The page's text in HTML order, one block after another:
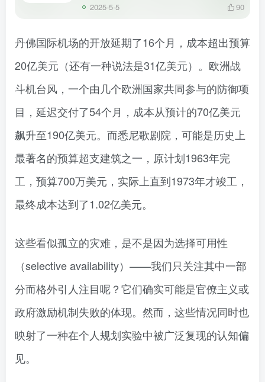
2025-5-5 90
丹佛国际机场的开放延期了16个月，成本超出预算
20亿美元（还有一种说法是31亿美元）。欧洲战
斗机台风，一个由几个欧洲国家共同参与的防御项
目，延迟交付了54个月，成本从预计的70亿美元
飙升至190亿美元。而悉尼歌剧院，可能是历史上
最著名的预算超支建筑之一，原计划1963年完
工，预算700万美元，实际上直到1973年才竣工，
最终成本达到了1.02亿美元。
这些看似孤立的灾难，是不是因为选择可用性
（selective availability）——我们只关注其中一部
分而格外引人注目呢？它们确实可能是官僚主义或
政府激励机制失败的体现。然而，这些情况同时也
映射了一种在个人规划实验中被广泛复现的认知偏
见。